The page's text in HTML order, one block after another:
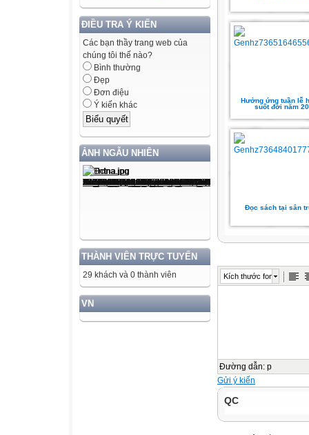
ĐIỀU TRA Ý KIẾN
Các bạn thầy trang web của
chúng tôi thế nào?
Bình thường
Đẹp
Đơn điệu
Ý kiến khác
ẢNH NGẪU NHIÊN
THÀNH VIÊN TRỰC TUYẾN
29 khách và 0 thành viên
VN
Hưởng ứng tuần lễ
suốt đời năm
Đọc sách tại sân
Kích thước font
Đường dẫn: p
Gửi ý kiến
QC